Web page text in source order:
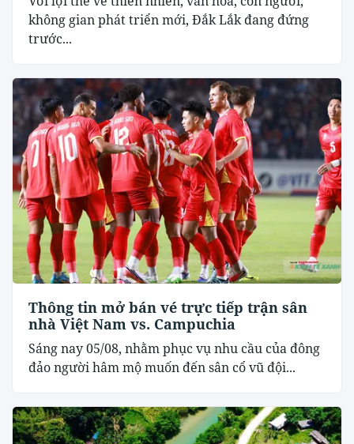
không gian phát triển mới, Đắk Lắk đang đứng
trước...
Thông tin mở bán vé trực tiếp trận sân
nhà Việt Nam vs. Campuchia
Sáng nay 05/08, nhằm phục vụ nhu cầu của đông
đảo người hâm mộ muốn đến sân cổ vũ đội...